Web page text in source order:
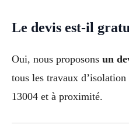
Le devis est-il
Oui, nous proposons un
tous les travaux
13004 et à proximité.